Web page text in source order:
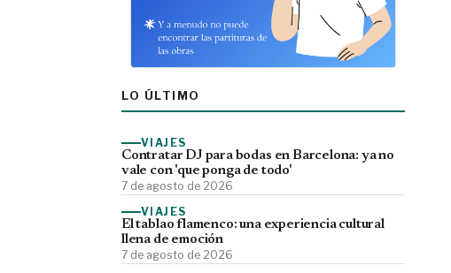
LO ÚLTIMO
VIAJES
Contratar DJ para bodas en Barcelona: ya no
vale con 'que ponga de todo'
7 de agosto de 2026
VIAJES
El tablao flamenco: una experiencia cultural
llena de emoción
7 de agosto de 2026